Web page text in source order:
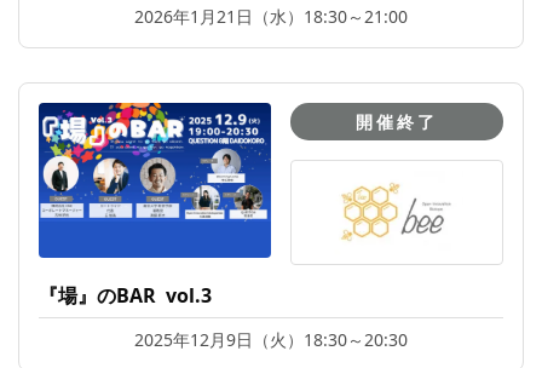
2026年1月21日（水）18:30～21:00
開催終了
『場』のBAR vol.3
2025年12月9日（火）18:30～20:30